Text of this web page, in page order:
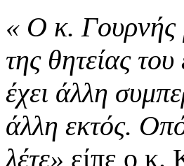
« Ο κ. Γουρνής
της θητείας
έχει άλλη
άλλη εκτός.
λέτε» είπε ο κ.